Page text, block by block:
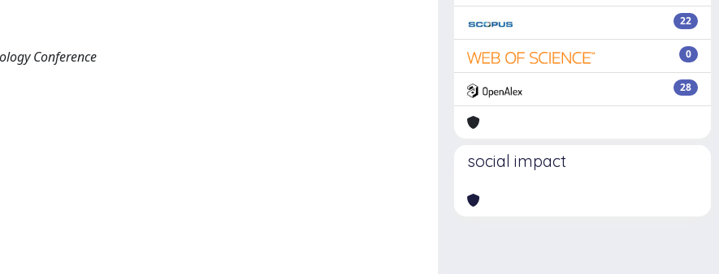
Conference
22
0
28
social impact